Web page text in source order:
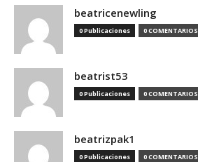
beatricenewling
0 Publicaciones 0 COMENTARIOS
beatrist53
0 Publicaciones 0 COMENTARIOS
beatrizpak1
0 Publicaciones 0 COMENTARIOS